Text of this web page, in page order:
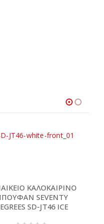
ΚΑΛΟΚΑΙΡΙΝΟ
SEVENTY
SD-JT46 ICE